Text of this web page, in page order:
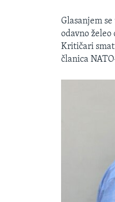
Glasanjem
odavno
Kritičari
članica